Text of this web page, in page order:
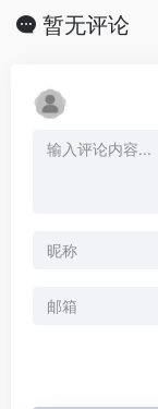
暂无评论